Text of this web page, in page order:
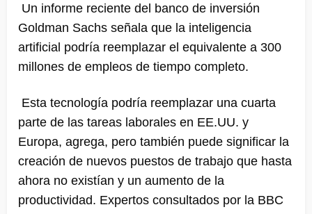
Un informe reciente del banco de inversión
Goldman Sachs señala que la inteligencia
artificial podría reemplazar el equivalente a 300
millones de empleos de tiempo completo.
Esta tecnología podría reemplazar una cuarta
parte de las tareas laborales en EE.UU. y
Europa, agrega, pero también puede significar la
creación de nuevos puestos de trabajo que hasta
ahora no existían y un aumento de la
productividad. Expertos consultados por la BBC